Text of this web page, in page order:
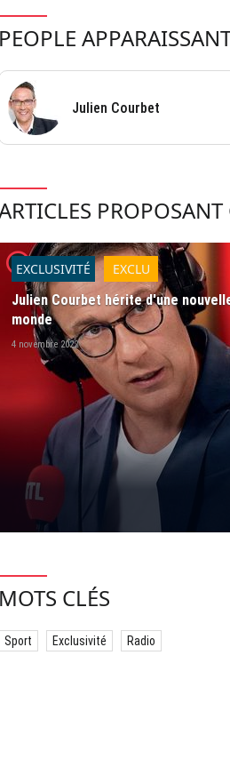
PEOPLE
Julien Courbet
player2
EXCLUSIVITÉ
EXCLU
Julien Courbet hérite d'une
monde
4 novembre 2022
MOTS CLÉS
Sport Exclusivité Radio